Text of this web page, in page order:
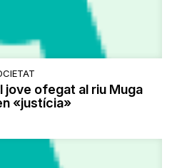
jove ofegat al riu Muga
«justícia»